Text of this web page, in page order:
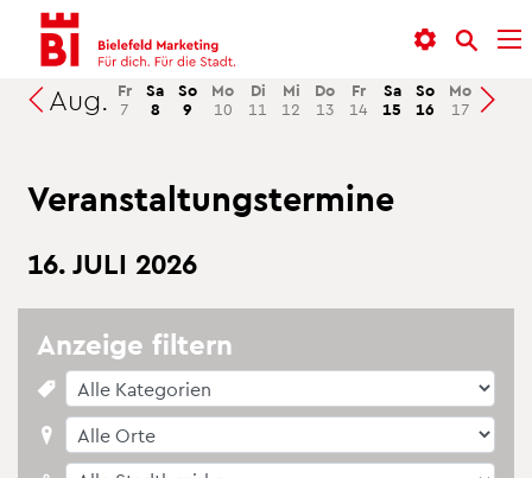
In­
halt
an­
sprin­
Menü
an­
sprin­
gen
Suche
an­
sprin­
gen
Suchen
Aug. Fr
7
Sa
8
So
9
Mo
10
Di
11
Mi
12
Do
13
Fr
14
Sa
15
So
16
Mo
17
Di
18
Ver­an­stal­tungs­ter­mi­ne
16. JULI 2026
An­zei­ge fil­tern